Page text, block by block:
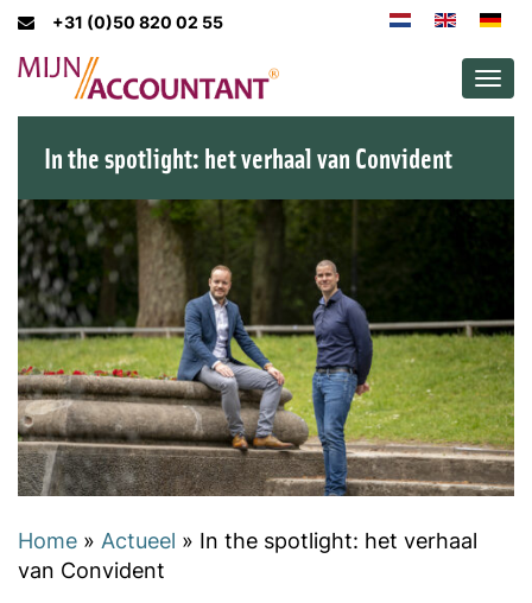
+31 (0)50 820 02 55
In the spotlight: het verhaal van Convident
Home » Actueel » In the spotlight: het verhaal
van Convident